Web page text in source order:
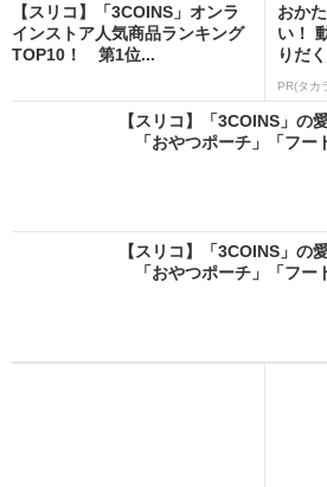
【スリコ】「3COINS」オンラ
インストア人気商品ランキング
TOP10！ 第1位...
おか
い！
りだ
PR(タカ
【スリコ】「3COINS」の
「おやつポーチ」「フー
【スリコ】「3COINS」の
「おやつポーチ」「フー